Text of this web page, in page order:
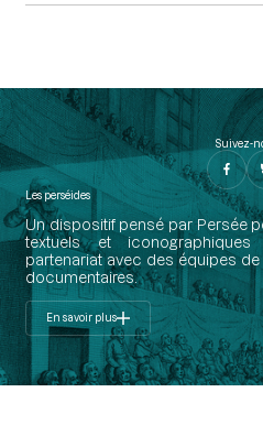
Suivez-
Les perséides
Un dispositif pensé par Persée
textuels et
partenariat avec des équipes
documentaires.
En savoir plus